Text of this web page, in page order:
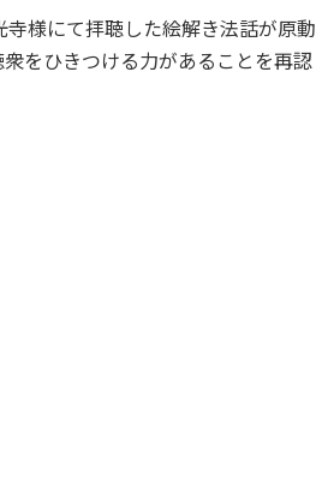
様にて拝聴した絵解き法話が原動
をひきつける力があることを再認